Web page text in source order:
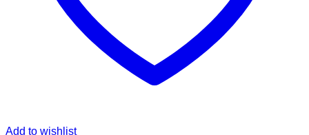
Add to wishlist